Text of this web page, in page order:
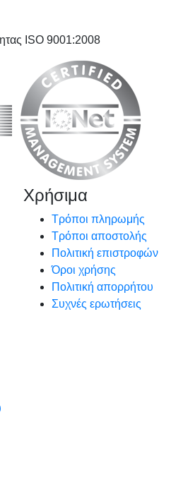
ISO 9001:2008
Χρήσιμα
Τρόποι πληρωμής
Τρόποι αποστολής
Πολιτική επιστροφών
Όροι χρήσης
Πολιτική απορρήτου
Συχνές ερωτήσεις